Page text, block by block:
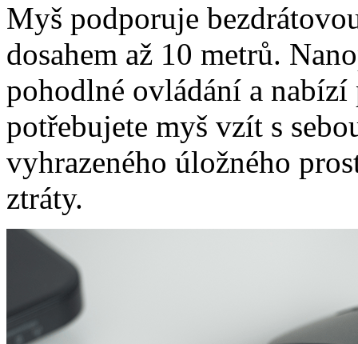
Myš podporuje
dosahem až 10 metrů.
pohodlné ovládání a
potřebujete myš vzít s
vyhrazeného úložného
ztráty.